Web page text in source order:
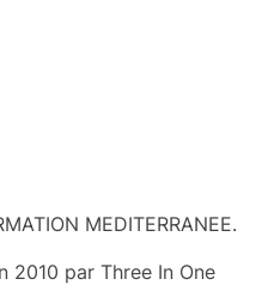
MEDITERRANEE.
2010 par Three In One